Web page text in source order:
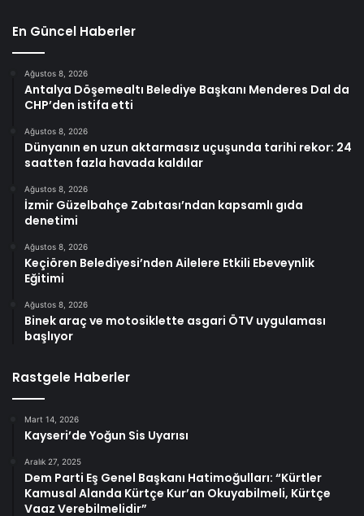
En Güncel Haberler
Ağustos 8, 2026
Antalya Döşemealtı Belediye Başkanı Menderes Dal da
CHP’den istifa etti
Ağustos 8, 2026
Dünyanın en uzun aktarmasız uçuşunda tarihi rekor: 24
saatten fazla havada kaldılar
Ağustos 8, 2026
İzmir Güzelbahçe Zabıtası’ndan kapsamlı gıda
denetimi
Ağustos 8, 2026
Keçiören Belediyesi’nden Ailelere Etkili Ebeveynlik
Eğitimi
Ağustos 8, 2026
Binek araç ve motosiklette asgari ÖTV uygulaması
başlıyor
Rastgele Haberler
Mart 14, 2026
Kayseri’de Yoğun Sis Uyarısı
Aralık 27, 2025
Dem Parti Eş Genel Başkanı Hatimoğulları: “Kürtler
Kamusal Alanda Kürtçe Kur’an Okuyabilmeli, Kürtçe
Vaaz Verebilmelidir”